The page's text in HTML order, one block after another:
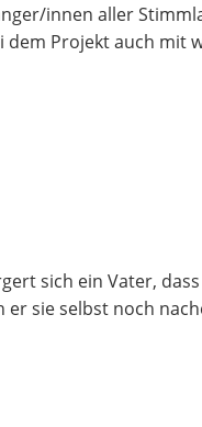
innen aller
dem Projekt auch mit
sich ein Vater,
er sie selbst noch